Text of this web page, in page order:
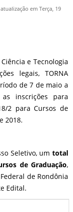
em Terça, 19
e Tecnologia
legais, TORNA
de 7 de maio a
inscrições para
2 para Cursos de
2018.
Seletivo, um total
de Graduação,
de Rondônia
Edital.